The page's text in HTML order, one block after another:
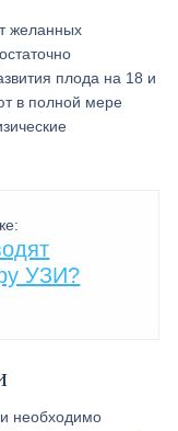
желанных
плода на 18 и
в полной мере
УЗИ?
необходимо